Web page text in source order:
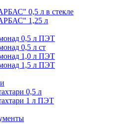
0,5 л в стекле
1,25 л
0,5 л ПЭТ
0,5 л ст
1,0 л ПЭТ
1,5 л ПЭТ
0,5 л
1 л ПЭТ